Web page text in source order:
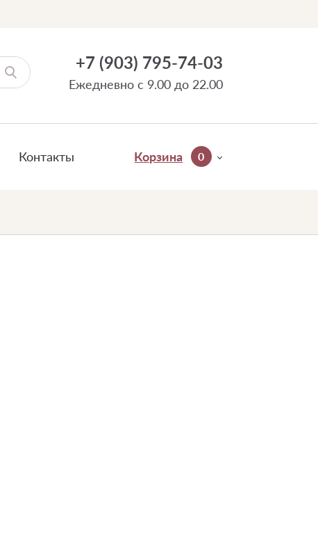
+7 (903) 795-74-03
Ежедневно с 9.00 до 22.00
Контакты Корзина 0